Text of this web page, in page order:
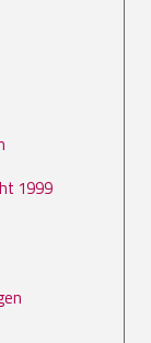
1999